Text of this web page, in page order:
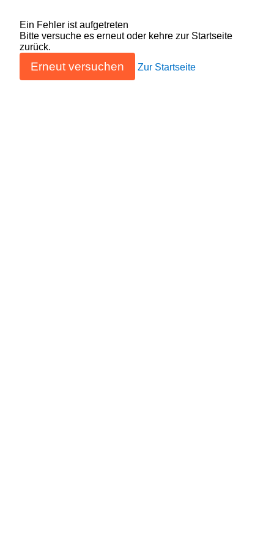
Ein Fehler ist aufgetreten
Bitte versuche es erneut oder kehre zur Startseite
zurück.
Erneut versuchen Zur Startseite